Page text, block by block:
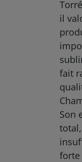
il
fait
Son
forte